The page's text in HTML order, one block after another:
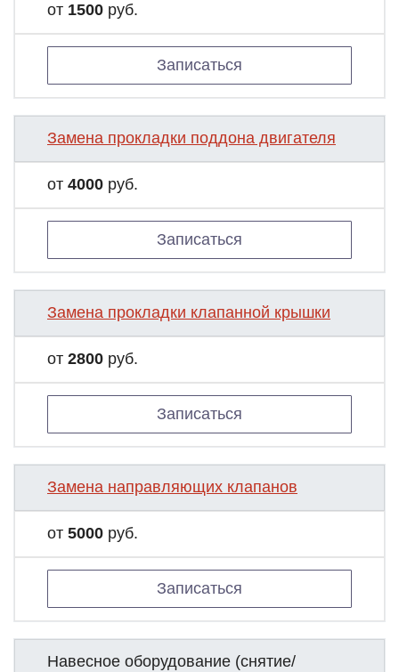
от 1500 руб.
Записаться
Замена прокладки поддона двигателя
от 4000 руб.
Записаться
Замена прокладки клапанной крышки
от 2800 руб.
Записаться
Замена направляющих клапанов
от 5000 руб.
Записаться
Навесное оборудование (снятие/